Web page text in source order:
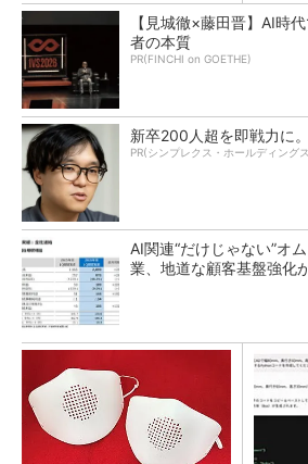
【見城徹×藤田晋】AI時
者の本質
PR(FINCHI on GOETHE)
新卒200人超を即戦力に
PR(シンプレクス・ホールディング
AI関連“だけじゃない”オ
業、地道な顧客基盤強化